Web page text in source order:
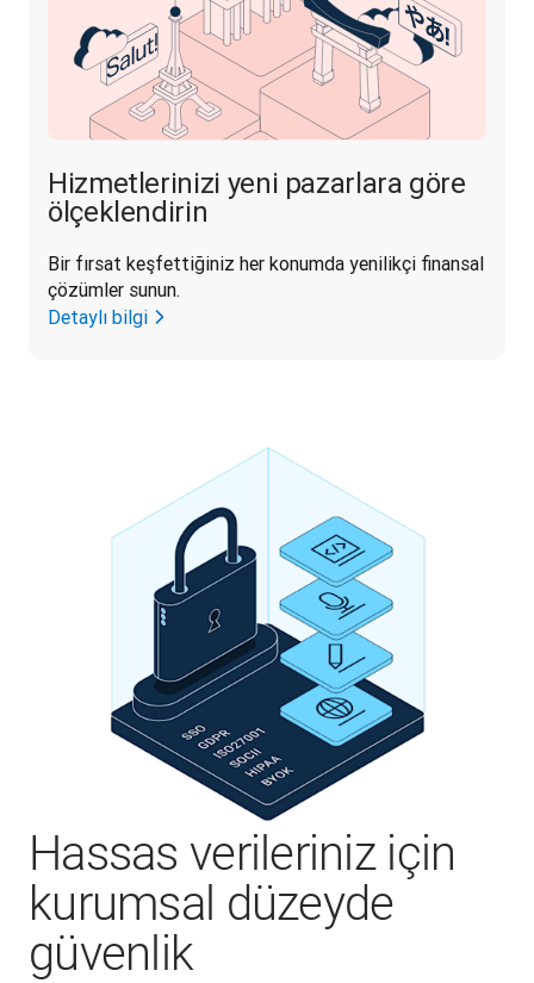
Hizmetlerinizi yeni pazarlara göre
ölçeklendirin
Bir fırsat keşfettiğiniz her konumda yenilikçi finansal
çözümler sunun.
Detaylı bilgi
Hassas verileriniz için
kurumsal düzeyde
güvenlik